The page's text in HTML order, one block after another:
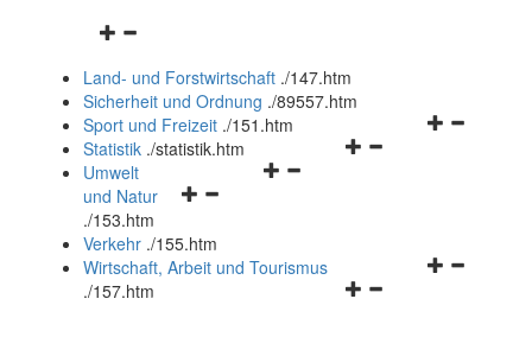
Navigationsmenü
und
schließen
Land- und Forstwirtschaft ./147.htm
Sicherheit und Ordnung ./89557.htm
Navigationsmenü
Sport und Freizeit ./151.htm
Navigationsmenü
Statistik ./statistik.htm
Navigationsmenü
und
schließen
Umwelt
und Natur
./153.htm
Verkehr ./155.htm
Navigationsmenü
Wirtschaft, Arbeit und Tourismus
./157.htm